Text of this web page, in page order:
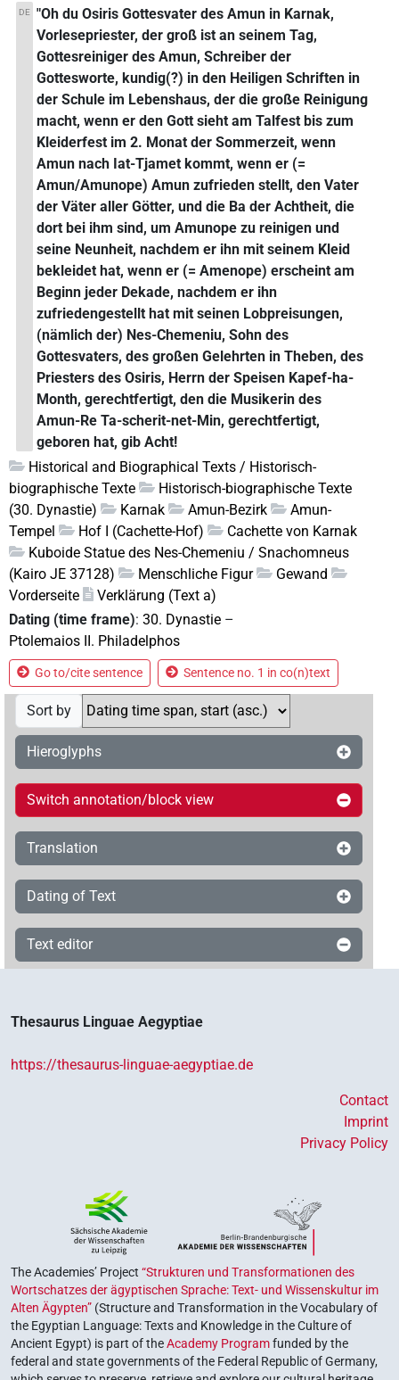
DE "Oh du Osiris Gottesvater des Amun in Karnak,
Vorlesepriester, der groß ist an seinem Tag,
Gottesreiniger des Amun, Schreiber der
Gottesworte, kundig(?) in den Heiligen Schriften in
der Schule im Lebenshaus, der die große Reinigung
macht, wenn er den Gott sieht am Talfest bis zum
Kleiderfest im 2. Monat der Sommerzeit, wenn
Amun nach Iat-Tjamet kommt, wenn er (=
Amun/Amunope) Amun zufrieden stellt, den Vater
der Väter aller Götter, und die Ba der Achtheit, die
dort bei ihm sind, um Amunope zu reinigen und
seine Neunheit, nachdem er ihn mit seinem Kleid
bekleidet hat, wenn er (= Amenope) erscheint am
Beginn jeder Dekade, nachdem er ihn
zufriedengestellt hat mit seinen Lobpreisungen,
(nämlich der) Nes-Chemeniu, Sohn des
Gottesvaters, des großen Gelehrten in Theben, des
Priesters des Osiris, Herrn der Speisen Kapef-ha-
Month, gerechtfertigt, den die Musikerin des
Amun-Re Ta-scherit-net-Min, gerechtfertigt,
geboren hat, gib Acht!
Historical and Biographical Texts / Historisch-
biographische Texte
Historisch-biographische Texte
(30. Dynastie)
Karnak Amun-Bezirk
Amun-
Tempel
Hof I (Cachette-Hof)
Cachette von Karnak
Kuboide Statue des Nes-Chemeniu / Snachomneus
(Kairo JE 37128)
Menschliche Figur
Gewand
Vorderseite
Verklärung (Text a)
Dating (time frame): 30. Dynastie –
Ptolemaios II. Philadelphos
Go to/cite sentence Sentence no. 1 in co(n)text
Sort by
Hieroglyphs
Switch annotation/block view
Translation
Dating of Text
Text editor
Thesaurus Linguae Aegyptiae
https://thesaurus-linguae-aegyptiae.de
Contact
Imprint
Privacy Policy
The Academies’ Project “Strukturen und Transformationen des
Wortschatzes der ägyptischen Sprache: Text- und Wissenskultur im
Alten Ägypten” (Structure and Transformation in the Vocabulary of
the Egyptian Language: Texts and Knowledge in the Culture of
Ancient Egypt) is part of theAcademy Programfunded by the
federal and state governments of the Federal Republic of Germany,